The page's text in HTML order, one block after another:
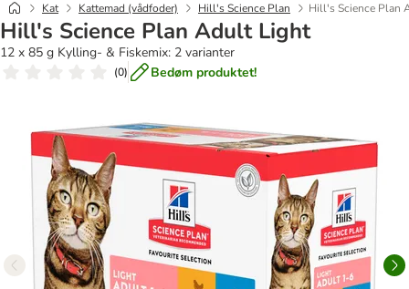
Kat Kattemad (vådfoder) Hill's Science Plan Hill's Science Plan
Hill's Science Plan Adult Light
12 x 85 g Kylling- & Fiskemix: 2 varianter
(0) Bedøm produktet!